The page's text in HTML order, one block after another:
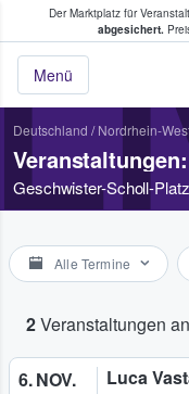
Der Marktplatz für
abgesichert.
Menü
Tickets
Deutschland / Nordrhein-
Geschwister-Scholl-
Alle Termine
2Veranstaltungen
6. NOV. Luca